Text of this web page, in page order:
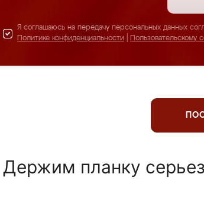
Я соглашаюсь на передачу персональных данных
Политике конфиденциальности
Пользовательскому
Держим планку